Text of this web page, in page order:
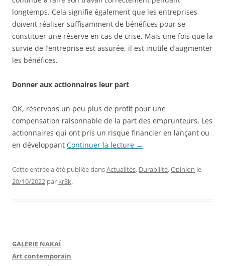
longtemps. Cela signifie également que les entreprises
doivent réaliser suffisamment de bénéfices pour se
constituer une réserve en cas de crise. Mais une fois que la
survie de l’entreprise est assurée, il est inutile d’augmenter
les bénéfices.
Donner aux actionnaires leur part
OK, réservons un peu plus de profit pour une
compensation raisonnable de la part des emprunteurs. Les
actionnaires qui ont pris un risque financier en lançant ou
en développant Continuer la lecture →
Cette entrée a été publiée dansActualités, Durabilité,Opinion le
20/10/2022 par kr3k.
GALERIE NAKAÏ
Art contemporain